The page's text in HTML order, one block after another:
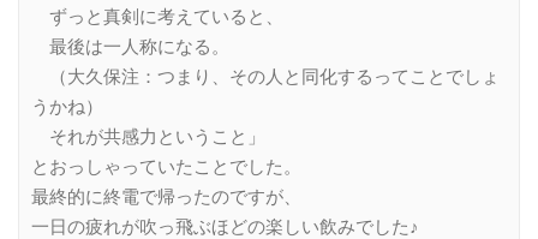
ずっと真剣に考えていると、
最後は一人称になる。
（大久保注：つまり、その人と同化するってことでしょ
うかね）
それが共感力ということ」
とおっしゃっていたことでした。
最終的に終電で帰ったのですが、
一日の疲れが吹っ飛ぶほどの楽しい飲みでした♪